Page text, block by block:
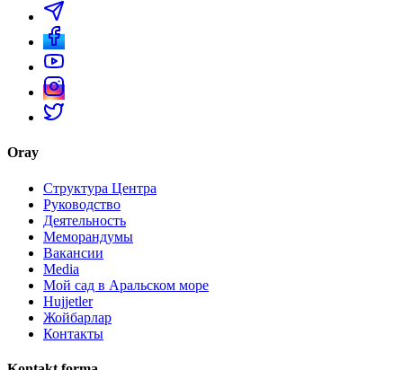
Oray
Структура Центра
Руководство
Деятельность
Меморандумы
Вакансии
Media
Мой сад в Аральском море
Hujjetler
Жойбарлар
Контакты